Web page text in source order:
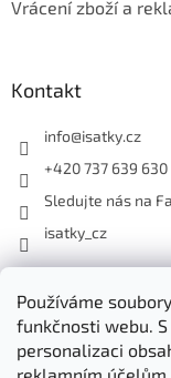
Používáme
funkčnosti webu.
personalizaci
Vrácení zboží a
Kontakt
info@isatky.cz
+420 737 639 630
Sledujte nás na
isatky_cz
Odebírat
Vložte svůj e-mail a
produktech na našem